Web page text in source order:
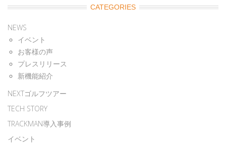
CATEGORIES
NEWS
イベント
お客様の声
プレスリリース
新機能紹介
NEXTゴルフツアー
TECH STORY
TRACKMAN導入事例
イベント